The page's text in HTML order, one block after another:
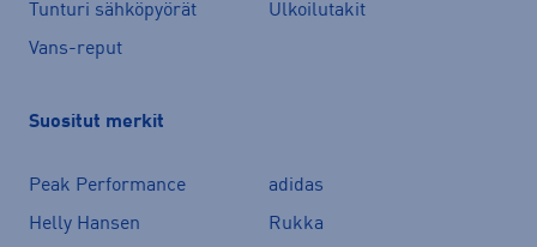
Tunturi sähköpyörät
Ulkoilutakit
Vans-reput
Suositut merkit
Peak Performance
adidas
Helly Hansen
Rukka